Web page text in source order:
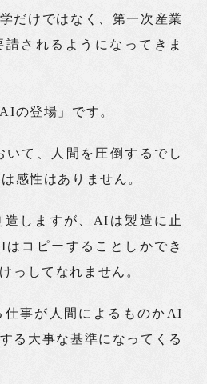
だけではなく、第一次産業
されるようになってきま
の登場」です。
て、人間を圧倒するでし
感性はありません。
しますが、AIは製造に止
コピーすることしかでき
っしてなれません。
仕事が人間によるものかAI
る大事な基準になってくる